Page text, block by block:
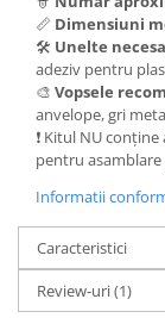
Vallejo Metal Color
AK Interactive
Vopsea Chrome
Creioane
Auxiliare
Real Colors
Primer (grund)
Playmarkers
Vopsele acrilice
📏 Dimensiuni
🛠️ Unelte
adeziv pentru
🎨 Vopsele
anvelope, gri
❗ Kitul NU
pentru asamblare
Informatii
Caracteristici
Review-uri(1)